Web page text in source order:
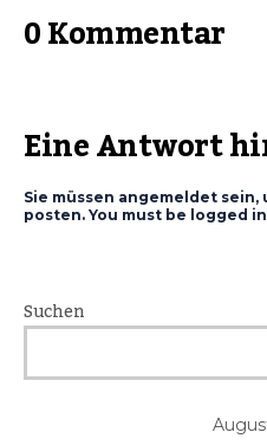
0 Kommentar
Eine Antwort
Sie müssen angemeldet sein,
posten. You must be logged
Suchen